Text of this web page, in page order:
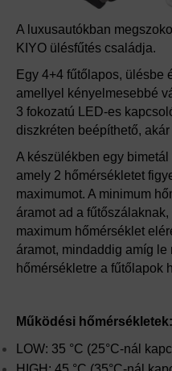
A luxusautókban
KIYO ülésfűtés családja.
Egy 4+4 fűtőlapos, ülésbe
amellyel kényelmesebbé
3 fokozatú LED-es
diszkréten beépíthető,
A készülékben egy
amely 2 hőmérsékletet
maximumot. A minimum
áramot ad a
maximum hőmérséklet
áramot, mindaddig amíg le
hőmérsékletre a fűtőlapok
Működési hőmérsékletek:
LOW: 35 °C (25°C-nál